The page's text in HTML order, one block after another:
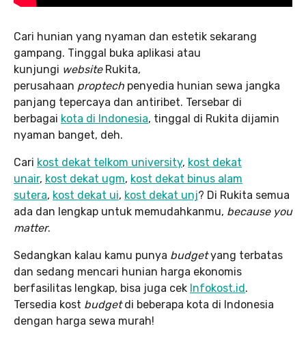
Cari hunian yang nyaman dan estetik sekarang
gampang. Tinggal buka aplikasi atau
kunjungi websiteRukita,
perusahaan proptech penyedia hunian sewa jangka
panjang tepercaya dan antiribet. Tersebar di
berbagai kota di Indonesia, tinggal di Rukita dijamin
nyaman banget, deh.
Cari kost dekat telkom university, kost dekat
unair, kost dekat ugm, kost dekat binus alam
sutera, kost dekat ui, kost dekat unj? Di Rukita semua
ada dan lengkap untuk memudahkanmu, because you
matter.
Sedangkan kalau kamu punya budgetyang terbatas
dan sedang mencari hunian harga ekonomis
berfasilitas lengkap, bisa juga cek Infokost.id .
Tersedia kost budgetdi beberapa kota di Indonesia
dengan harga sewa murah!